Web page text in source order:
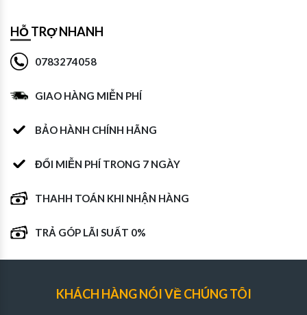
HỖ TRỢ NHANH
0783274058
GIAO HÀNG MIỄN PHÍ
BẢO HÀNH CHÍNH HÃNG
ĐỔI MIỄN PHÍ TRONG 7 NGÀY
THAHH TOÁN KHI NHẬN HÀNG
TRẢ GÓP LÃI SUẤT 0%
KHÁCH HÀNG NÓI VỀ CHÚNG TÔI